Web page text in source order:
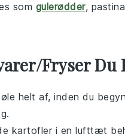
som gulerødder,
Fryser
helt af, inden du
kartofler i en lufttæt